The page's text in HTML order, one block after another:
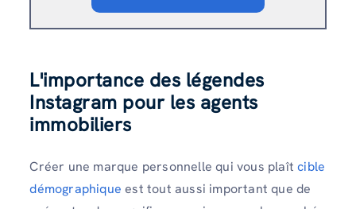
L'importance des légendes
Instagram pour les agents
immobiliers
Créer une marque personnelle qui vous plaîtcible
démographique est tout aussi important que de